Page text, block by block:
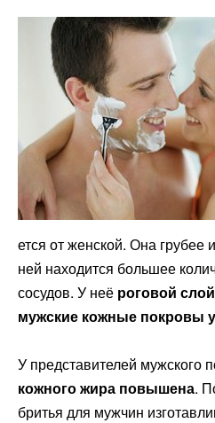
ется от женской. Она грубее
ней находится большее
сосудов. У неё роговой
мужские кожные покровы
У представителей мужского
кожного жира повышена.
бритья для мужчин